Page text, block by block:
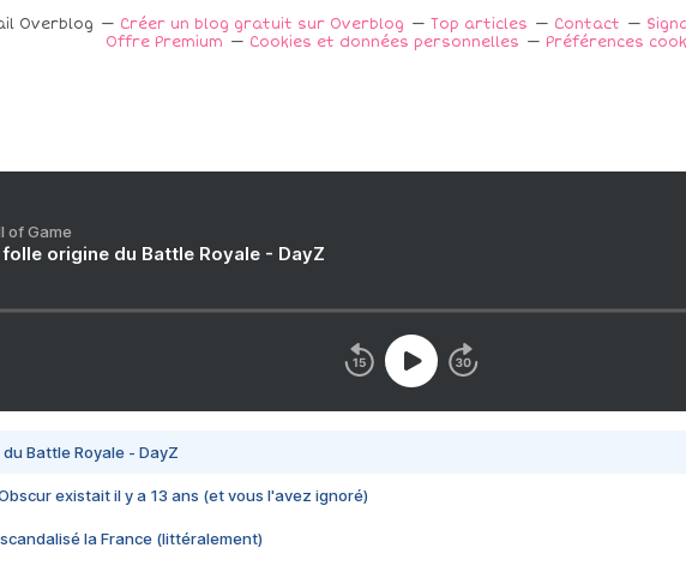
Overblog Créer un blog gratuit sur Overblog Top articles Contact
Offre Premium
Cookies et données personnelles Préférences
of Game
folle origine du Battle Royale - DayZ
Battle Royale - DayZ
existait il y a 13 ans (et vous l'avez ignoré)
la France (littéralement)